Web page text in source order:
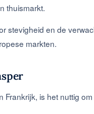
thuismarkt.
stevigheid en de
markten.
is het nuttig